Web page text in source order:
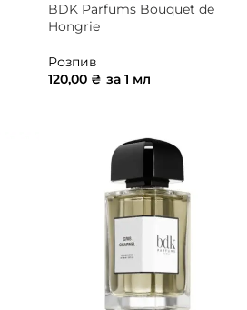
BDK Parfums Bouquet de
Hongrie
Розпив
120,00 ₴ за 1 мл